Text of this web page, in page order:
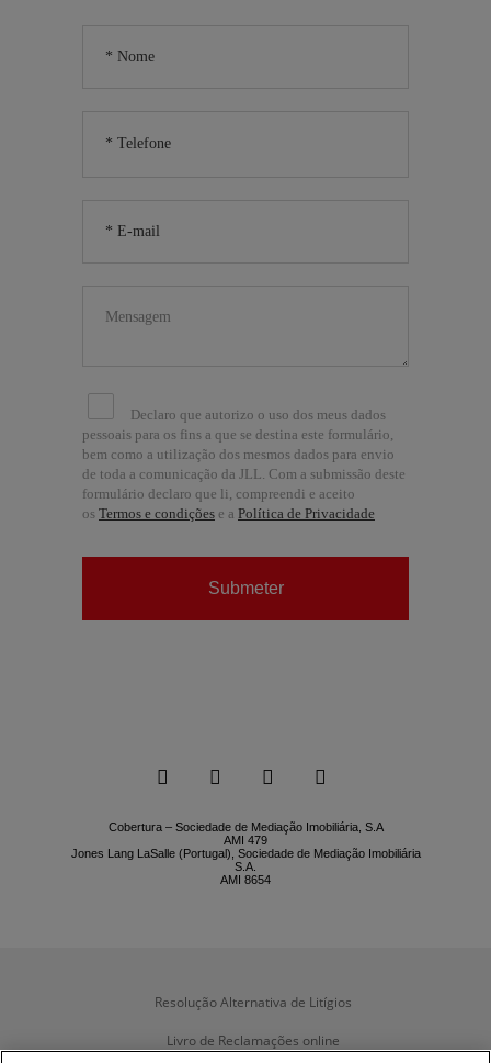
Declaro que autorizo o uso dos meus dados
pessoais para os fins a que se destina este formulário,
bem como a utilização dos mesmos dados para envio
de toda a comunicação da JLL. Com a submissão deste
formulário declaro que li, compreendi e aceito
os Termos e condições e a Política de Privacidade
Submeter
Cobertura – Sociedade de Mediação Imobiliária, S.A
AMI 479
Jones Lang LaSalle (Portugal), Sociedade de Mediação Imobiliária
S.A.
AMI 8654
   
Resolução Alternativa de Litígios
Livro de Reclamações online